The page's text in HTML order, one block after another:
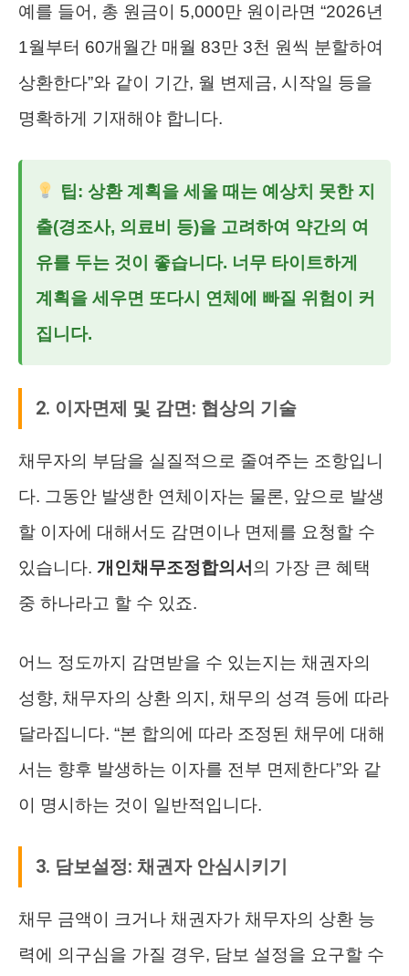
예를 들어, 총 원금이 5,000만 원이라면 “2026년
1월부터 60개월간 매월 83만 3천 원씩 분할하여
상환한다”와 같이 기간, 월 변제금, 시작일 등을
명확하게 기재해야 합니다.
팁: 상환 계획을 세울 때는 예상치 못한 지
출(경조사, 의료비 등)을 고려하여 약간의 여
유를 두는 것이 좋습니다. 너무 타이트하게
계획을 세우면 또다시 연체에 빠질 위험이 커
집니다.
2. 이자면제 및 감면: 협상의 기술
채무자의 부담을 실질적으로 줄여주는 조항입니
다. 그동안 발생한 연체이자는 물론, 앞으로 발생
할 이자에 대해서도 감면이나 면제를 요청할 수
있습니다. 개인채무조정합의서 의 가장 큰 혜택
중 하나라고 할 수 있죠.
어느 정도까지 감면받을 수 있는지는 채권자의
성향, 채무자의 상환 의지, 채무의 성격 등에 따라
달라집니다. “본 합의에 따라 조정된 채무에 대해
서는 향후 발생하는 이자를 전부 면제한다”와 같
이 명시하는 것이 일반적입니다.
3. 담보설정: 채권자 안심시키기
채무 금액이 크거나 채권자가 채무자의 상환 능
력에 의구심을 가질 경우, 담보 설정을 요구할 수